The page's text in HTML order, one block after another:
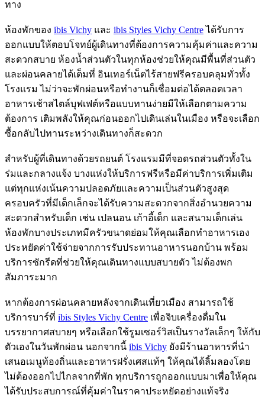
ทาง
ห้องพักของ ibis Vichy และ ibis Styles Vichy Centreได้รับการ
ออกแบบให้ตอบโจทย์ผู้เดินทางที่ต้องการความคุ้มค่าและความ
สะดวกสบาย ห้องน้ำส่วนตัวในทุกห้องช่วยให้คุณมีพื้นที่ส่วนตัว
และผ่อนคลายได้เต็มที่ อินเทอร์เน็ตไร้สายฟรีครอบคลุมทั่วทั้ง
โรงแรม ไม่ว่าจะพักผ่อนหรือทำงานก็เชื่อมต่อได้ตลอดเวลา
อาหารเช้าสไตล์บุฟเฟต์หรือแบบทานง่ายมีให้เลือกตามความ
ต้องการ เติมพลังให้คุณก่อนออกไปเดินเล่นในเมือง หรือจะเลือก
ซื้อกลับไปทานระหว่างเดินทางก็สะดวก
สำหรับผู้ที่เดินทางด้วยรถยนต์ โรงแรมมีที่จอดรถส่วนตัวทั้งใน
ร่มและกลางแจ้ง บางแห่งให้บริการฟรีหรือมีค่าบริการเพิ่มเติม
แต่ทุกแห่งเน้นความปลอดภัยและความเป็นส่วนตัวสูงสุด
ครอบครัวที่มีเด็กเล็กจะได้รับความสะดวกจากสิ่งอำนวยความ
สะดวกสำหรับเด็ก เช่น เปลนอน เก้าอี้เด็ก และสนามเด็กเล่น
ห้องพักบางประเภทมีครัวขนาดย่อมให้คุณเลือกทำอาหารเอง
ประหยัดค่าใช้จ่ายจากการรับประทานอาหารนอกบ้าน พร้อม
บริการซักรีดที่ช่วยให้คุณเดินทางแบบสบายตัว ไม่ต้องพก
สัมภาระมาก
หากต้องการผ่อนคลายหลังจากเดินเที่ยวเมือง สามารถใช้
บริการบาร์ที่ ibis Styles Vichy Centre เพื่อจิบเครื่องดื่มใน
บรรยากาศสบายๆ หรือเลือกใช้รูมเซอร์วิสเป็นรางวัลเล็กๆ ให้กับ
ตัวเองในวันพักผ่อน นอกจากนี้ ibis Vichy ยังมีร้านอาหารที่นำ
เสนอเมนูท้องถิ่นและอาหารฝรั่งเศสแท้ๆ ให้คุณได้ลิ้มลองโดย
ไม่ต้องออกไปไกลจากที่พัก ทุกบริการถูกออกแบบมาเพื่อให้คุณ
ได้รับประสบการณ์ที่คุ้มค่าในราคาประหยัดอย่างแท้จริง